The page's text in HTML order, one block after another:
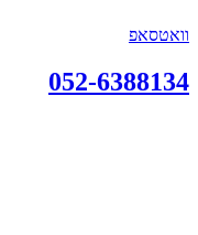
וואטסאפ
052-6388134